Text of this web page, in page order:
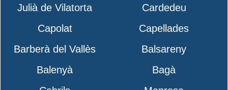
Julià de Vilatorta
Cardedeu
Capolat
Capellades
Barberà del Vallès
Balsareny
Balenyà
Bagà